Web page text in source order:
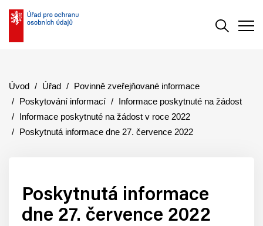
Úvod Úřad
Povinně zveřejňované informace
Poskytování informací
Informace poskytnuté na žádost
Informace poskytnuté na žádost v roce 2022
Poskytnutá informace dne 27. července 2022
Poskytnutá informace
dne 27. července 2022